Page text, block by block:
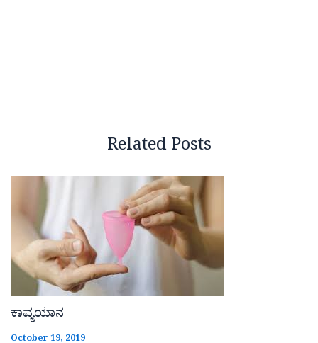
Related Posts
ಕಾವ್ಯಯಾನ
October 19, 2019